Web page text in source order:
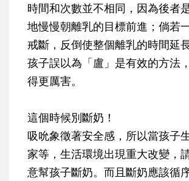
時間和次數並不相同，因為後者
地慢慢朝離乳的目標前進；倘若
戒斷，反倒使整個離乳的時間延
孩子誤以為「盧」是有效的方法
得更厲害。
這個時候別斷奶！
吸吮象徵著安全感，所以當孩子
家等，生活環境出現重大改變，
意幫孩子斷奶。而且斷奶應該循